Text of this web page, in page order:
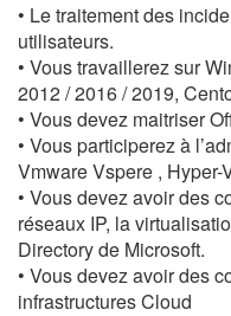
• Le traitement des
utilisateurs.
• Vous travaillerez sur
2012 / 2016 / 2019,
• Vous devez maitriser
• Vous participerez à
Vmware Vspere ,
• Vous devez avoir des
réseaux IP, la
Directory de Microsoft.
• Vous devez avoir des
infrastructures Cloud